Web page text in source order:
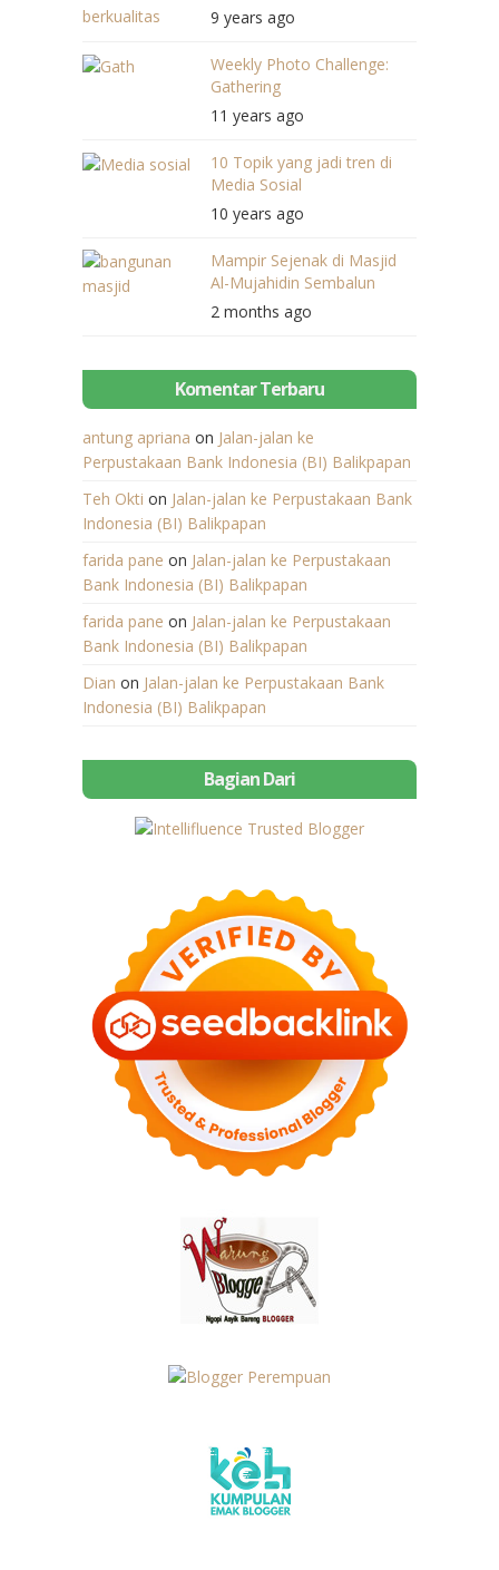
9 years ago
Weekly Photo Challenge:
Gathering
11 years ago
10 Topik yang jadi tren di
Media Sosial
10 years ago
Mampir Sejenak di Masjid
Al-Mujahidin Sembalun
2 months ago
Komentar Terbaru
antung apriana on Jalan-jalan ke
Perpustakaan Bank Indonesia (BI) Balikpapan
Teh Okti on Jalan-jalan ke Perpustakaan Bank
Indonesia (BI) Balikpapan
farida pane on Jalan-jalan ke Perpustakaan
Bank Indonesia (BI) Balikpapan
farida pane on Jalan-jalan ke Perpustakaan
Bank Indonesia (BI) Balikpapan
Dian on Jalan-jalan ke Perpustakaan Bank
Indonesia (BI) Balikpapan
Bagian Dari